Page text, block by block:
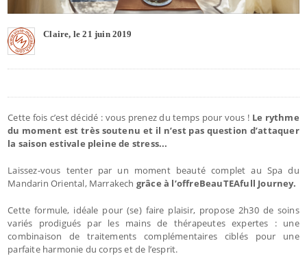
Claire, le 21 juin 2019
Cette fois c’est décidé : vous prenez du temps pour vous ! Le rythme
du moment est très soutenu et il n’est pas question d’attaquer
la saison estivale pleine de stress...
Laissez-vous tenter par un moment beauté complet au Spa du
Mandarin Oriental, Marrakech grâce à l’offreBeauTEAfull Journey.
Cette formule, idéale pour (se) faire plaisir, propose 2h30 de soins
variés prodigués par les mains de thérapeutes expertes : une
combinaison de traitements complémentaires ciblés pour une
parfaite harmonie du corps et de l’esprit.